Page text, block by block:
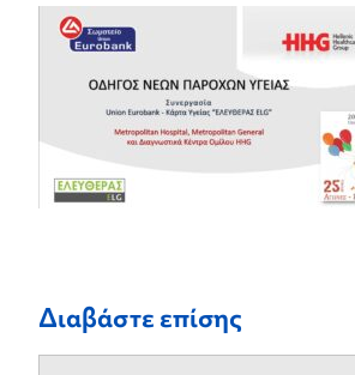
Διαβάστε επίσης